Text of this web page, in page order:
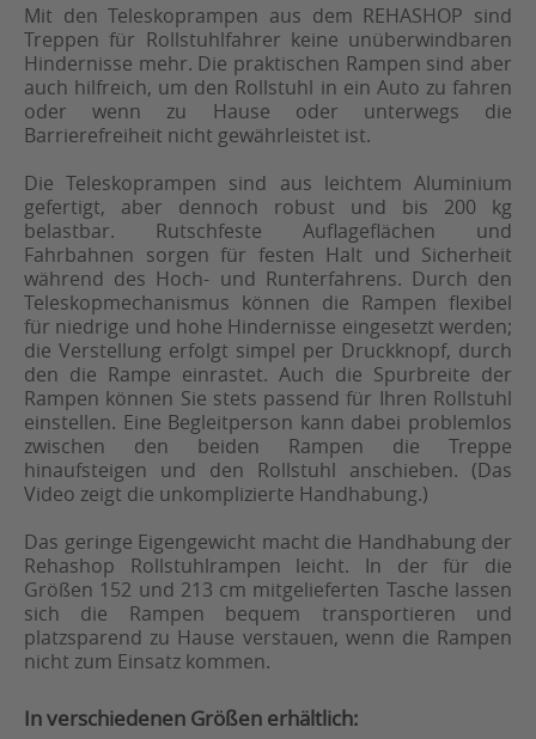
Mit den Teleskoprampen aus dem REHASHOP sind
Treppen für Rollstuhlfahrer keine unüberwindbaren
Hindernisse mehr. Die praktischen Rampen sind aber
auch hilfreich, um den Rollstuhl in ein Auto zu fahren
oder wenn zu Hause oder unterwegs die
Barrierefreiheit nicht gewährleistet ist.
Die Teleskoprampen sind aus leichtem Aluminium
gefertigt, aber dennoch robust und bis 200 kg
belastbar. Rutschfeste Auflageflächen und
Fahrbahnen sorgen für festen Halt und Sicherheit
während des Hoch- und Runterfahrens. Durch den
Teleskopmechanismus können die Rampen flexibel
für niedrige und hohe Hindernisse eingesetzt werden;
die Verstellung erfolgt simpel per Druckknopf, durch
den die Rampe einrastet. Auch die Spurbreite der
Rampen können Sie stets passend für Ihren Rollstuhl
einstellen. Eine Begleitperson kann dabei problemlos
zwischen den beiden Rampen die Treppe
hinaufsteigen und den Rollstuhl anschieben. (Das
Video zeigt die unkomplizierte Handhabung.)
Das geringe Eigengewicht macht die Handhabung der
Rehashop Rollstuhlrampen leicht. In der für die
Größen 152 und 213 cm mitgelieferten Tasche lassen
sich die Rampen bequem transportieren und
platzsparend zu Hause verstauen, wenn die Rampen
nicht zum Einsatz kommen.
In verschiedenen Größen erhältlich: